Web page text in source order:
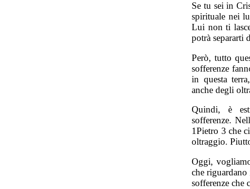
Se tu sei in
spirituale nei
Lui non ti
potrà separarti
Però, tutto
sofferenze
in questa
anche degli
Quindi, è
sofferenze.
1Pietro 3 che
oltraggio.
Oggi,
che
sofferenze che